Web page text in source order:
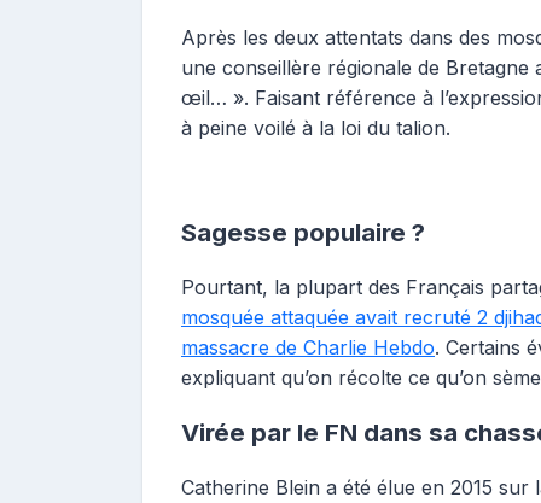
Après les deux attentats dans des
une conseillère régionale de
œil… ». Faisant référence à
à peine voilé à la loi du talion.
Sagesse populaire ?
Pourtant, la plupart des Français
mosquée attaquée avait recruté 2
massacre de Charlie Hebdo. Certains
expliquant qu’on récolte ce qu’on
Virée par le FN dans sa
Catherine Blein a été élue en 2015